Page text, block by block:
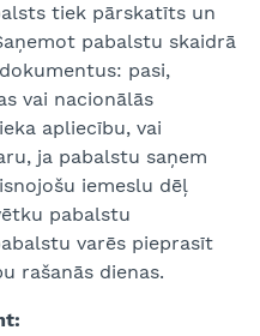
tiek pārskatīts un
pabalstu skaidrā
pasi,
vai nacionālās
apliecību, vai
ja pabalstu saņem
iemeslu dēļ
pabalstu
varēs pieprasīt
rašanās dienas.